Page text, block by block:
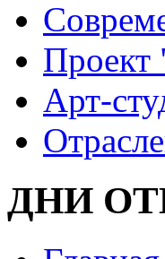
Проект
Арт-
ДНИ